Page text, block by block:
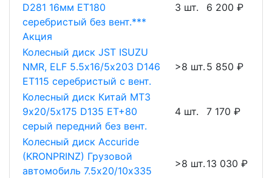
D281 16мм ET180
серебристый без вент.***
Акция
3 шт. 6 200 ₽
Колесный диск JST ISUZU
NMR, ELF 5.5х16/5х203 D146
ET115 серебристый с вент.
>8 шт. 5 850 ₽
Колесный диск Китай МТЗ
9х20/5х175 D135 ET+80
серый передний без вент.
4 шт. 7 170 ₽
Колесный диск Accuride
(KRONPRINZ) Грузовой
автомобиль 7.5х20/10х335
>8 шт. 13 030 ₽